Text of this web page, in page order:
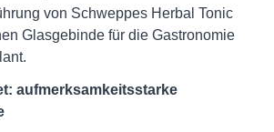
von Schweppes Herbal Tonic
Glasgebinde für die Gastronomie
aufmerksamkeitsstarke